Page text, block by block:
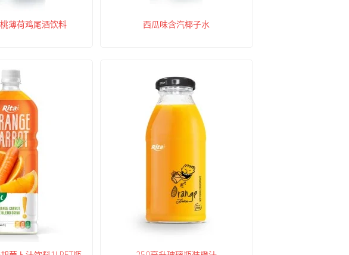
薄荷鸡尾酒饮料 西瓜味含汽椰子水